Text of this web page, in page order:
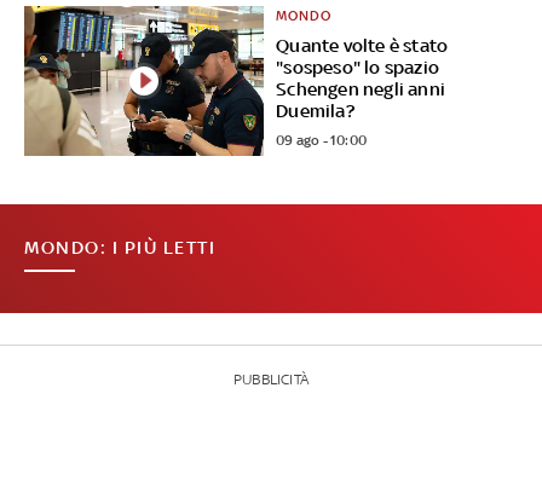
Quante volte è stato
"sospeso" lo spazio
Schengen negli anni
Duemila?
MONDO
09 ago - 10:00
MONDO: I PIÙ LETTI
PUBBLICITÀ